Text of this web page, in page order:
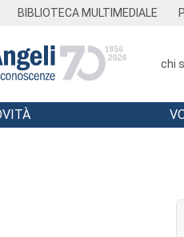
BIBLIOTECA MULTIMEDIALE
chi